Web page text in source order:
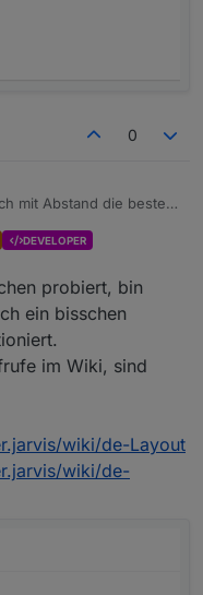
0
mit Abstand die beste
DEVELOPER
probiert, bin
ein bisschen
im Wiki, sind
wiki/de-Layout
wiki/de-